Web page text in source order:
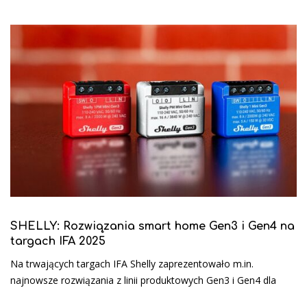
SHELLY: Rozwiązania smart home Gen3 i Gen4 na
targach IFA 2025
Na trwających targach IFA Shelly zaprezentowało m.in.
najnowsze rozwiązania z linii produktowych Gen3 i Gen4 dla